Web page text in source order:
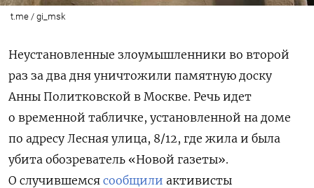
t.me / gi_msk
Неустановленные злоумышленники во второй
раз за два дня уничтожили памятную доску
Анны Политковской в Москве. Речь идет
о временной табличке, установленной на доме
по адресу Лесная улица, 8/12, где жила и была
убита обозреватель «Новой газеты».
О случившемся сообщили активисты